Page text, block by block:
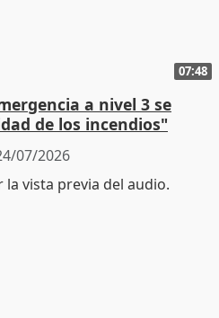
07:48
a nivel 3 se
de los incendios"
07/2026